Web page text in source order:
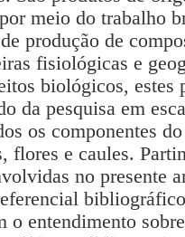
meio do trabalho
produção de
fisiológicas e
biológicos, estes
da pesquisa em
os componentes
flores e caules.
no presente
o entendimento